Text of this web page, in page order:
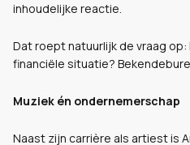
inhoudelijke reactie.
Dat roept natuurlijk de vraag
financiële situatie?
Muziek én ondernemerschap
Naast zijn carrière als artiest is